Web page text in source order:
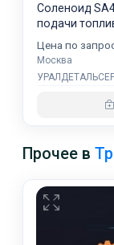
Соленоид
подачи
Цена по
Москва
Прочее в